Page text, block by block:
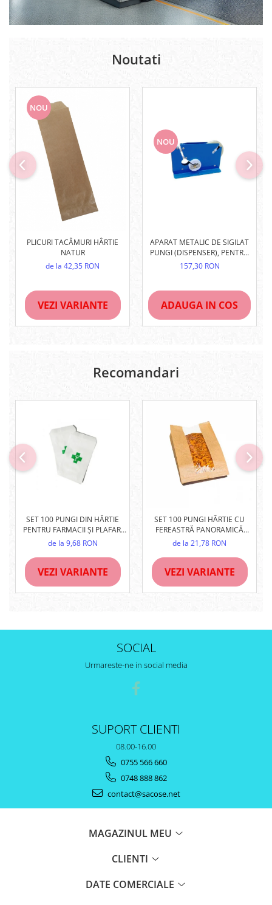
Noutati
NOU
PLICURI TACÂMURI HÂRTIE
NATUR
de la 42,35 RON
VEZI VARIANTE
NOU
APARAT METALIC DE SIGILAT
PUNGI (DISPENSER), PENTRU
BANDĂ DE 9MM
157,30 RON
ADAUGA IN COS
Recomandari
SET 100 PUNGI DIN HÂRTIE
PENTRU FARMACII ȘI PLAFAR,
ALBE, REZISTENTE
de la 9,68 RON
VEZI VARIANTE
SET 100 PUNGI HÂRTIE CU
FEREASTRĂ PANORAMICĂ
BOPP, DIVERSE MĂRIMI,
PANIFICAȚIE ȘI PATISERIE
de la 21,78 RON
VEZI VARIANTE
SOCIAL
Urmareste-ne in social media
SUPORT CLIENTI
08.00-16.00
0755 566 660
0748 888 862
contact@sacose.net
MAGAZINUL MEU
CLIENTI
DATE COMERCIALE